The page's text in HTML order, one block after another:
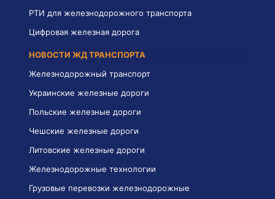
РТИ для железнодорожного транспорта
Цифровая железная дорога
НОВОСТИ ЖД ТРАНСПОРТА
Железнодорожный транспорт
Украинские железные дороги
Польские железные дороги
Чешские железные дороги
Литовские железные дороги
Железнодорожные технологии
Грузовые перевозки железнодорожные